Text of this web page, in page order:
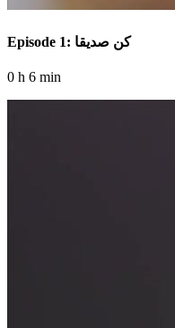
Episode 1: كن صديقا
0 h 6 min